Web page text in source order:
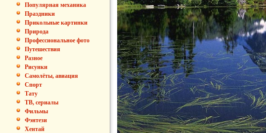
Популярная механика
Праздники
Прикольные картинки
Природа
Профессиональное фото
Путешествия
Разное
Рисунки
Самолёты, авиация
Спорт
Тату
ТВ, сериалы
Фильмы
Фэнтези
Хентай